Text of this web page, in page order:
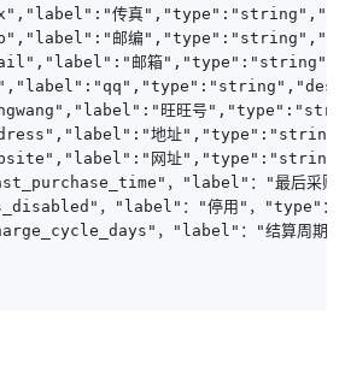
传真
邮编
邮箱
旺旺号
地址
网址
，"label"："最后采购
，"label"："停用"，"type"：
，"label"："结算周期"